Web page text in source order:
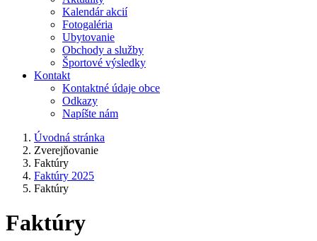
Kalendár akcií
Fotogaléria
Ubytovanie
Obchody a služby
Športové výsledky
Kontakt
Kontaktné údaje obce
Odkazy
Napíšte nám
Úvodná stránka
Zverejňovanie
Faktúry
Faktúry 2025
Faktúry
Faktúry